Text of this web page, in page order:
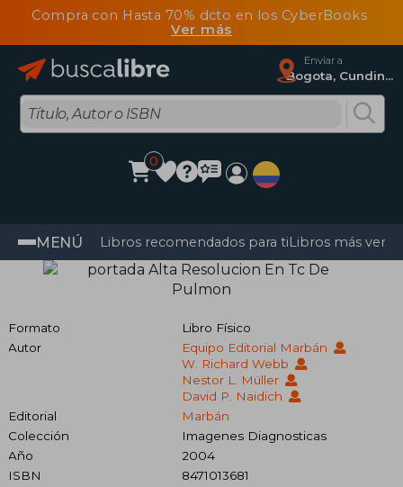
Compra con Hasta 70% dcto en los CyberBooks
Ver más
Enviar a
Bogota, Cundinamarca
0
MENÚ Libros recomendados para tiLibros más
Formato
Libro Físico
Autor
Equipo Editorial Marbán
W. Richard Webb
Nestor L. Müller
David P. Naidich
Editorial
Marbán
Colección
Imagenes Diagnosticas
Año
2004
ISBN
8471013681